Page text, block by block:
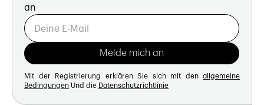
an
Mit der Registrierung erklären Sie sich mit den allgemeine
Bedingungen Und die Datenschutzrichtlinie